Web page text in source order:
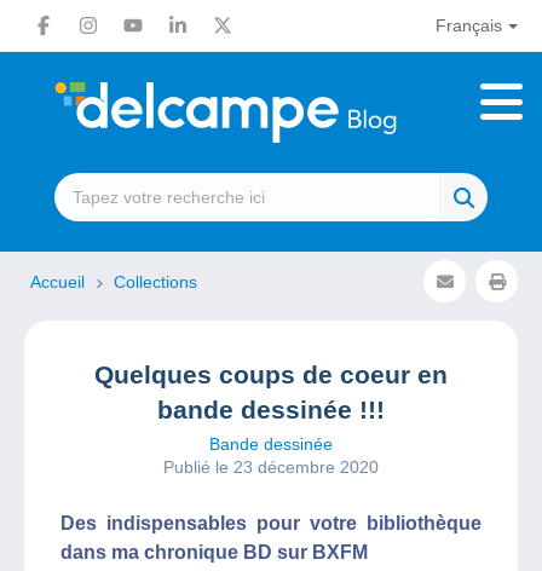
Français
Accueil Collections
Quelques coups de coeur en
bande dessinée !!!
Bande dessinée
Publié le 23 décembre 2020
Des indispensables pour votre bibliothèque
dans ma chronique BD sur BXFM